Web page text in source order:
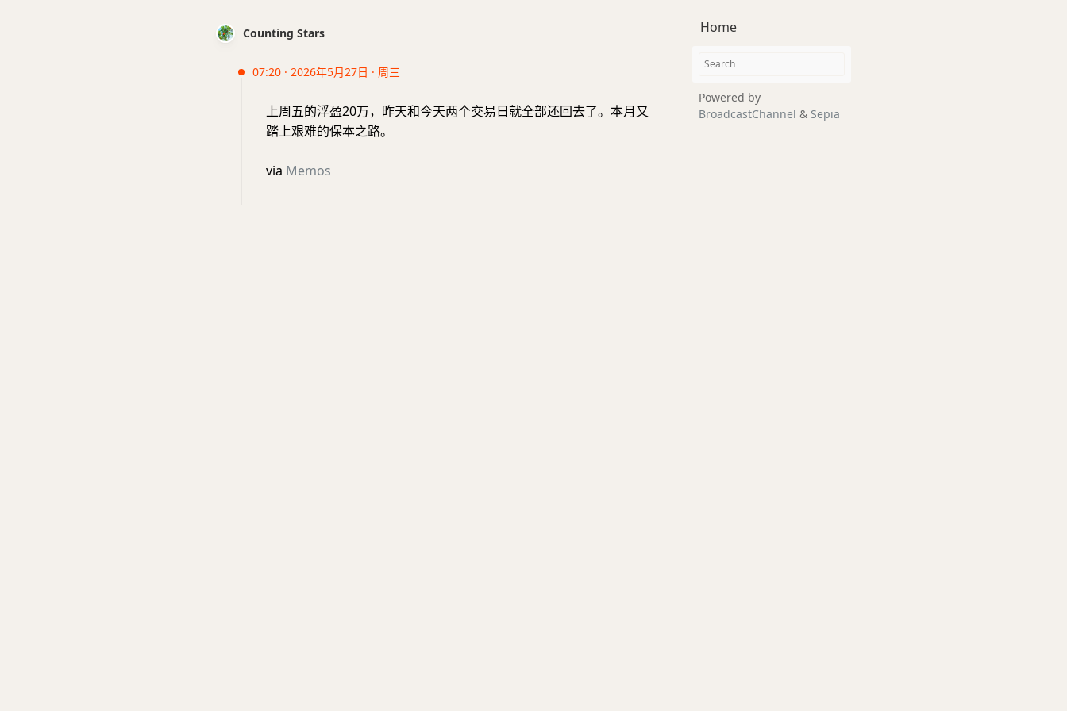
Counting Stars
07:20 · 2026年5月27日 · 周三
上周五的浮盈20万，昨天和今天两个交易日就全部还回去了。本月又
踏上艰难的保本之路。
via Memos
Home
Powered by
BroadcastChannel & Sepia